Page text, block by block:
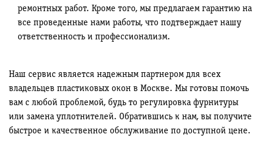
ремонтных работ. Кроме того, мы предлагаем гарантию на
все проведенные нами работы, что подтверждает нашу
ответственность и профессионализм.
Наш сервис является надежным партнером для всех
владельцев пластиковых окон в Москве. Мы готовы помочь
вам с любой проблемой, будь то регулировка фурнитуры
или замена уплотнителей. Обратившись к нам, вы получите
быстрое и качественное обслуживание по доступной цене.